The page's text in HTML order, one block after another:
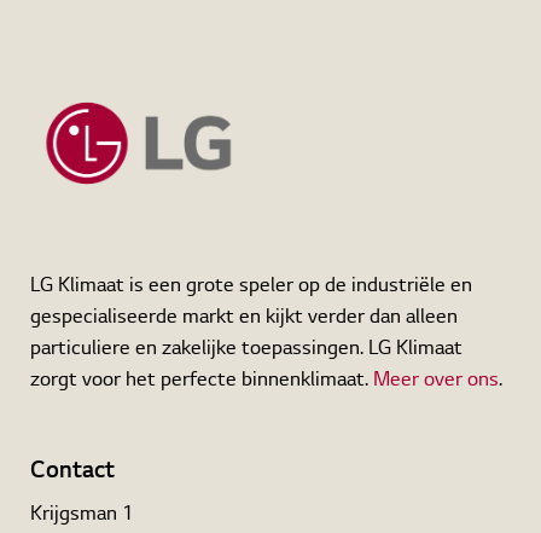
LG Klimaat is een grote speler op de industriële en
gespecialiseerde markt en kijkt verder dan alleen
particuliere en zakelijke toepassingen. LG Klimaat
zorgt voor het perfecte binnenklimaat. Meer over ons.
Contact
Krijgsman 1